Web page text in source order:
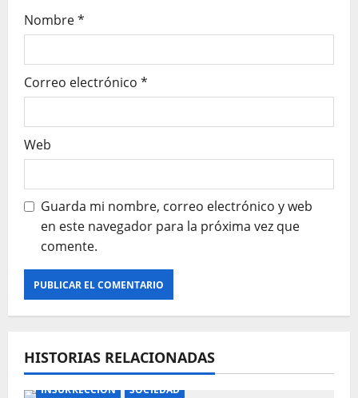
r
a
d
a
s
Nombre*
Correo electrónico *
Web
Guarda mi nombre, correo electrónico y web
en este navegador para la próxima vez que
comente.
HISTORIAS RELACIONADAS
FECHA COMEMORATIVA
FECHAS CONMEMORATIVAS
INSURRECCIÓN
SOCIEDAD